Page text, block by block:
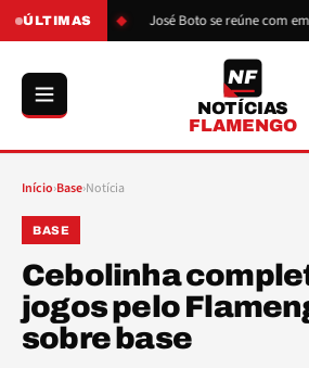
ÚLTIMAS
de Boto José Boto se reúne com
NF
NOTÍCIAS
FLAMENGO
Início›Base›Notícia
BASE
Cebolinha
jogos pelo
sobre base